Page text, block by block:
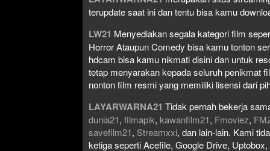
terupdate saat ini dan tentu bisa kamu
LW21 Menyediakan segala kategori film
Horror Ataupun Comedy bisa kamu tonton
hdcam bisa kamu nikmati disini dan untuk
tetap menyarakan kepada seluruh penikmat
nonton film resmi yang memiliki lisensi dari
LAYARWARNA21 Tidak pernah bekerja
dunia21, filmapik, kawanfilm21, Fmoviez,
savefilm21, Streamxxi, dan lain-lain. Kami
ketiga seperti Acefile, Google Drive,